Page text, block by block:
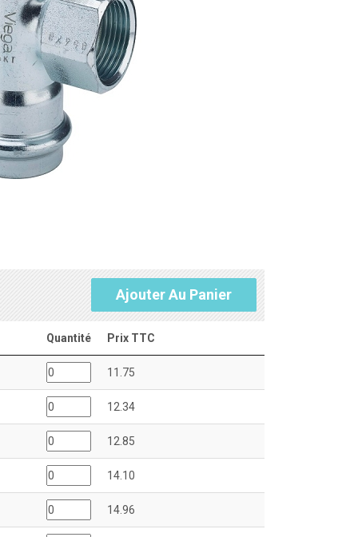
Ajouter Au Panier
Quantité Prix TTC
11.75
12.34
12.85
14.10
14.96